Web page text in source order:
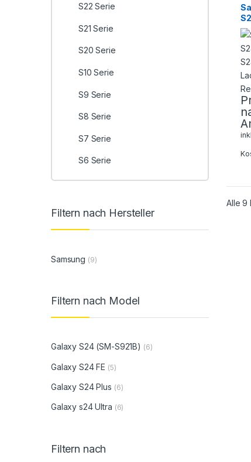
Alle 9
S22 Serie
S21 Serie
S20 Serie
S10 Serie
S9 Serie
S8 Serie
S7 Serie
S6 Serie
Filtern nach Hersteller
Samsung (9)
Filtern nach Model
Galaxy S24 (SM-S921B) (6)
Galaxy S24 FE (5)
Galaxy S24 Plus (6)
Galaxy s24 Ultra (6)
Filtern nach